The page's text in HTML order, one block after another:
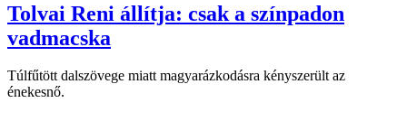
Tolvai Reni állítja: csak a színpadon
vadmacska
Túlfűtött dalszövege miatt magyarázkodásra kényszerült az
énekesnő.